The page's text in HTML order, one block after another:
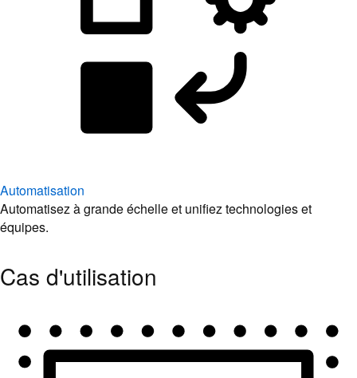
Automatisation
Automatisez à grande échelle et unifiez technologies et
équipes.
Cas d'utilisation